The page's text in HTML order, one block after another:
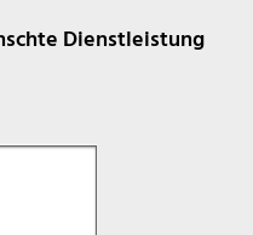
Dienstleistung